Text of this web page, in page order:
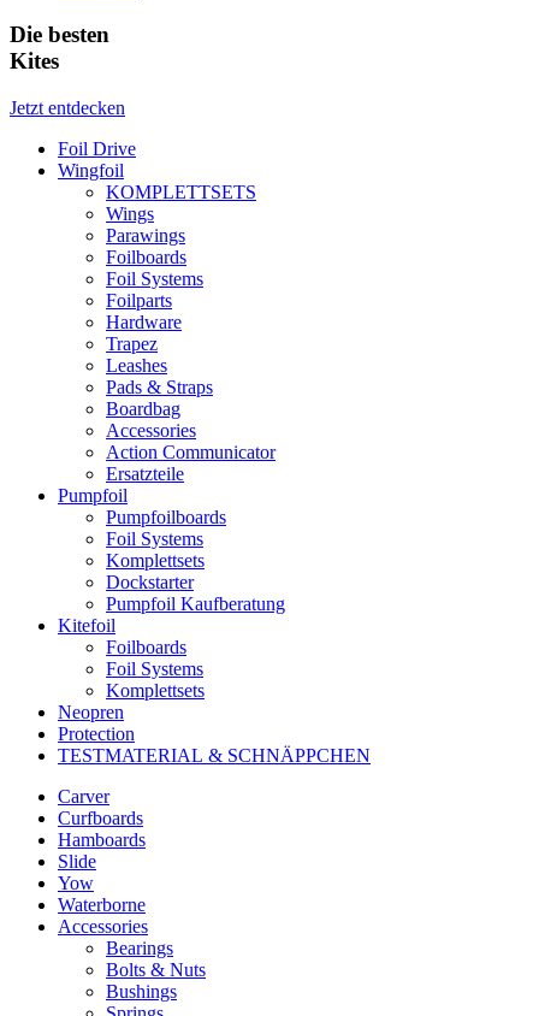
Die besten
Kites
Jetzt entdecken
Foil Drive
Wingfoil
KOMPLETTSETS
Wings
Parawings
Foilboards
Foil Systems
Foilparts
Hardware
Trapez
Leashes
Pads & Straps
Boardbag
Accessories
Action Communicator
Ersatzteile
Pumpfoil
Pumpfoilboards
Foil Systems
Komplettsets
Dockstarter
Pumpfoil Kaufberatung
Kitefoil
Foilboards
Foil Systems
Komplettsets
Neopren
Protection
TESTMATERIAL & SCHNÄPPCHEN
Carver
Curfboards
Hamboards
Slide
Yow
Waterborne
Accessories
Bearings
Bolts & Nuts
Bushings